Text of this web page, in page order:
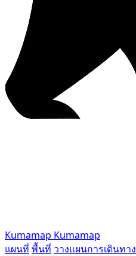
Kumamap Kumamap
แผนที่ พื้นที่ วางแผนการเดินทาง